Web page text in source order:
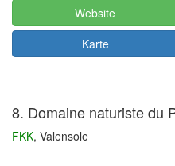
Website
Karte
8. Domaine naturiste du
FKK, Valensole